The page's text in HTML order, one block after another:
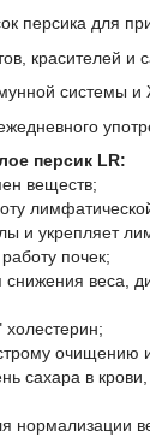
персика для
красителей и
системы
персик LR:
веществ;
и укрепляет
почек;
веса,
очищению
сахара в
нормализации